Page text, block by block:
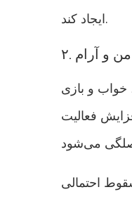
ایجاد کند.
و آرام
خواب و بازی
فعالیت
احتمالی